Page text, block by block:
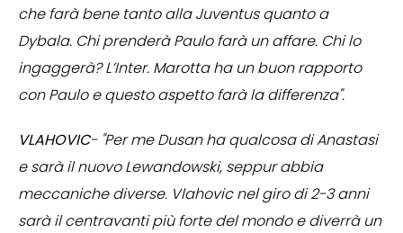
che farà bene tanto alla Juventus quanto a
Dybala. Chi prenderà Paulo farà un affare. Chi lo
ingaggerà? L’Inter. Marotta ha un buon rapporto
con Paulo e questo aspetto farà la differenza".
VLAHOVIC- "Per me Dusan ha qualcosa di Anastasi
e sarà il nuovo Lewandowski, seppur abbia
meccaniche diverse. Vlahovic nel giro di 2-3 anni
sarà il centravanti più forte del mondo e diverrà un